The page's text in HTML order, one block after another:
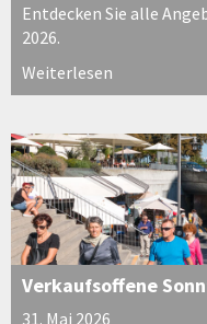
Entdecken Sie alle
2026.
Weiterlesen
Verkaufsoffene
31. Mai 2026